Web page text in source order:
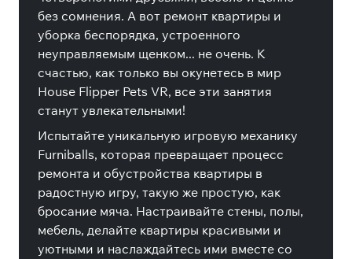
без сомнения. А вот ремонт квартиры и
уборка беспорядка, устроенного
неуправляемым щенком... не очень. К
счастью, как только вы окунетесь в мир
House Flipper Pets VR, все эти занятия
станут увлекательными!
Испытайте уникальную игровую механику
Furniballs, которая превращает процесс
ремонта и обустройства квартиры в
радостную игру, такую же простую, как
бросание мяча. Настраивайте стены, полы,
мебель, делайте квартиры красивыми и
уютными и наслаждайтесь ими вместе со